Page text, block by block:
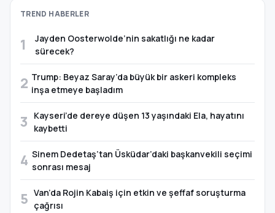
TREND HABERLER
1
Jayden Oosterwolde’nin sakatlığı ne kadar
sürecek?
2 Trump: Beyaz Saray’da büyük bir askeri kompleks
inşa etmeye başladım
3
Kayseri’de dereye düşen 13 yaşındaki Ela, hayatını
kaybetti
4 Sinem Dedetaş’tan Üsküdar’daki başkanvekili seçimi
sonrası mesaj
5 Van’da Rojin Kabaiş için etkin ve şeffaf soruşturma
çağrısı